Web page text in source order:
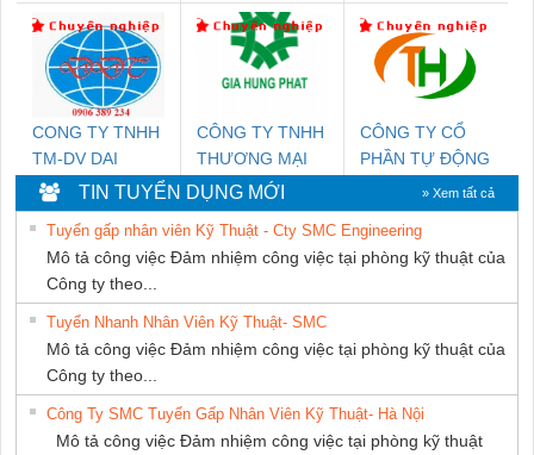
HƯNG
CONG TY TNHH
TM-DV DAI
DONG THANH
CÔNG TY TNHH
THƯƠNG MẠI
DỊCH VỤ KỸ
THUẬT ĐIỆN CƠ
GIA HƯNG
PHÁT
CÔNG TY CỔ
PHẦN TỰ ĐỘNG
TIẾN HƯNG
TIN TUYỂN DỤNG MỚI » Xem tất cả
Tuyển gấp nhân viên Kỹ Thuật - Cty SMC Engineering
Mô tả công việc Đảm nhiệm công việc tại phòng kỹ thuật của
Công ty theo...
Tuyển Nhanh Nhân Viên Kỹ Thuật- SMC
Mô tả công việc Đảm nhiệm công việc tại phòng kỹ thuật của
Công ty theo...
Công Ty SMC Tuyển Gấp Nhân Viên Kỹ Thuật- Hà Nội
Mô tả công việc Đảm nhiệm công việc tại phòng kỹ thuật